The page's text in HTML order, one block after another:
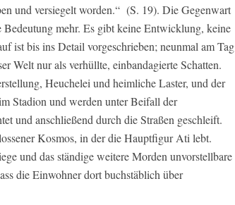
und versiegelt worden.“ (S. 19). Die Gegenwart
mehr. Es gibt keine Entwicklung, keine
ist bis ins Detail vorgeschrieben; neunmal am Tag
Welt nur als verhüllte, einbandagierte Schatten.
Heuchelei und heimliche Laster, und der
Stadion und werden unter Beifall der
und anschließend durch die Straßen geschleift.
Kosmos, in der die Hauptfigur Ati lebt.
und das ständige weitere Morden unvorstellbare
die Einwohner dort buchstäblich über